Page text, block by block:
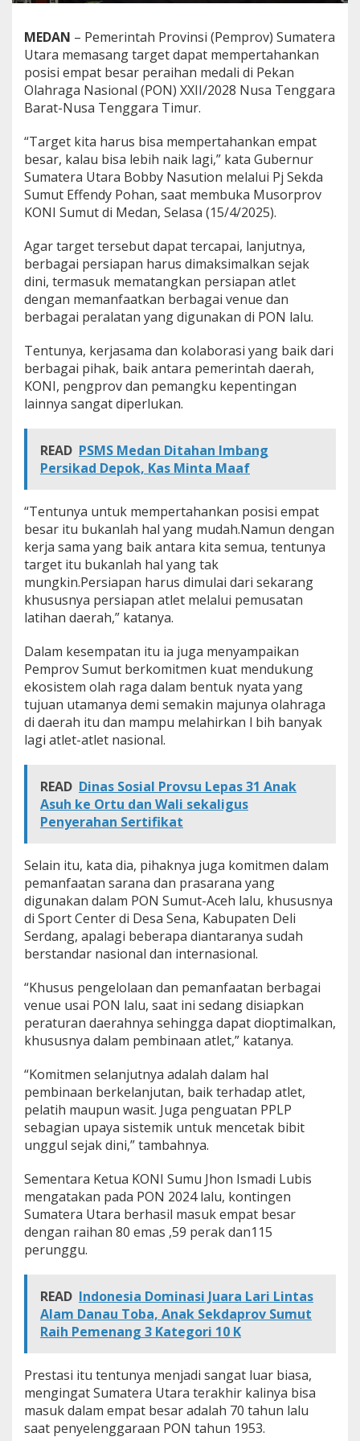
t
a
h
a
n
k
n
P
o
s
i
s
4
d
i
P
O
N
I
/
2
8
N
T
N
T
T
MEDAN – Pemerintah Provinsi (Pemprov) Sumatera
Utara memasang target dapat mempertahankan
posisi empat besar peraihan medali di Pekan
Olahraga Nasional (PON) XXII/2028 Nusa Tenggara
Barat-Nusa Tenggara Timur.
“Target kita harus bisa mempertahankan empat
besar, kalau bisa lebih naik lagi,” kata Gubernur
Sumatera Utara Bobby Nasution melalui Pj Sekda
Sumut Effendy Pohan, saat membuka Musorprov
KONI Sumut di Medan, Selasa (15/4/2025).
Agar target tersebut dapat tercapai, lanjutnya,
berbagai persiapan harus dimaksimalkan sejak
dini, termasuk mematangkan persiapan atlet
dengan memanfaatkan berbagai venue dan
berbagai peralatan yang digunakan di PON lalu.
Tentunya, kerjasama dan kolaborasi yang baik dari
berbagai pihak, baik antara pemerintah daerah,
KONI, pengprov dan pemangku kepentingan
lainnya sangat diperlukan.
READ PSMS Medan Ditahan Imbang
Persikad Depok, Kas Minta Maaf
“Tentunya untuk mempertahankan posisi empat
besar itu bukanlah hal yang mudah.Namun dengan
kerja sama yang baik antara kita semua, tentunya
target itu bukanlah hal yang tak
mungkin.Persiapan harus dimulai dari sekarang
khususnya persiapan atlet melalui pemusatan
latihan daerah,” katanya.
Dalam kesempatan itu ia juga menyampaikan
Pemprov Sumut berkomitmen kuat mendukung
ekosistem olah raga dalam bentuk nyata yang
tujuan utamanya demi semakin majunya olahraga
di daerah itu dan mampu melahirkan l bih banyak
lagi atlet-atlet nasional.
READ Dinas Sosial Provsu Lepas 31 Anak
Asuh ke Ortu dan Wali sekaligus
Penyerahan Sertifikat
Selain itu, kata dia, pihaknya juga komitmen dalam
pemanfaatan sarana dan prasarana yang
digunakan dalam PON Sumut-Aceh lalu, khususnya
di Sport Center di Desa Sena, Kabupaten Deli
Serdang, apalagi beberapa diantaranya sudah
berstandar nasional dan internasional.
“Khusus pengelolaan dan pemanfaatan berbagai
venue usai PON lalu, saat ini sedang disiapkan
peraturan daerahnya sehingga dapat dioptimalkan,
khususnya dalam pembinaan atlet,” katanya.
“Komitmen selanjutnya adalah dalam hal
pembinaan berkelanjutan, baik terhadap atlet,
pelatih maupun wasit. Juga penguatan PPLP
sebagian upaya sistemik untuk mencetak bibit
unggul sejak dini,” tambahnya.
Sementara Ketua KONI Sumu Jhon Ismadi Lubis
mengatakan pada PON 2024 lalu, kontingen
Sumatera Utara berhasil masuk empat besar
dengan raihan 80 emas ,59 perak dan115
perunggu.
READ Indonesia Dominasi Juara Lari Lintas
Alam Danau Toba, Anak Sekdaprov Sumut
Raih Pemenang 3 Kategori 10 K
Prestasi itu tentunya menjadi sangat luar biasa,
mengingat Sumatera Utara terakhir kalinya bisa
masuk dalam empat besar adalah 70 tahun lalu
saat penyelenggaraan PON tahun 1953.